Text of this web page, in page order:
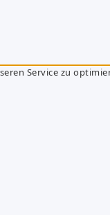
Service zu